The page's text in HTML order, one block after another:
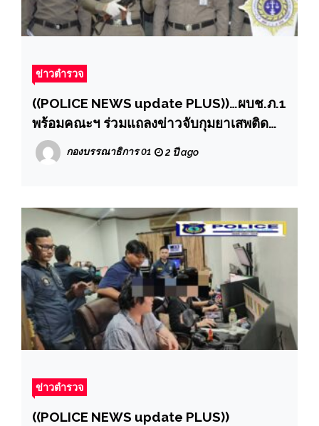
ข่าวตำรวจ
((POLICE NEWS update PLUS))…ผบช.ภ.1
พร้อมคณะฯ ร่วมแถลงข่าวจับกุมยาเสพติด
พร้อมของกลาง ยาบ้า จำนวน 10,000,000
เม็ด”
กองบรรณาธิการ 01 2 ปี ago
ข่าวตำรวจ
((POLICE NEWS update PLUS))